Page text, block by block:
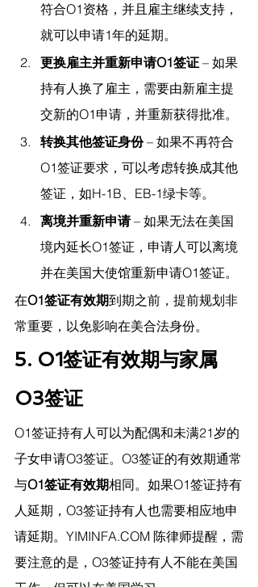
符合O1资格，并且雇主继续支持，
就可以申请1年的延期。
更换雇主并重新申请O1签证 – 如果
持有人换了雇主，需要由新雇主提
交新的O1申请，并重新获得批准。
转换其他签证身份 – 如果不再符合
O1签证要求，可以考虑转换成其他
签证，如H-1B、EB-1绿卡等。
离境并重新申请 – 如果无法在美国
境内延长O1签证，申请人可以离境
并在美国大使馆重新申请O1签证。
在O1签证有效期到期之前，提前规划非
常重要，以免影响在美合法身份。
5. O1签证有效期与家属
O3签证
O1签证持有人可以为配偶和未满21岁的
子女申请O3签证。O3签证的有效期通常
与O1签证有效期相同。如果O1签证持有
人延期，O3签证持有人也需要相应地申
请延期。 YIMINFA.COM 陈律师提醒， 需
要注意的是，O3签证持有人不能在美国